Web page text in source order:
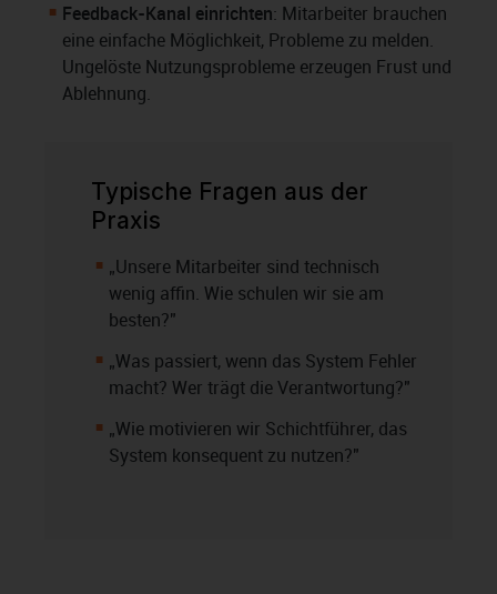
Feedback-Kanal einrichten: Mitarbeiter brauchen
eine einfache Möglichkeit, Probleme zu melden.
Ungelöste Nutzungsprobleme erzeugen Frust und
Ablehnung.
Typische Fragen aus der
Praxis
„Unsere Mitarbeiter sind technisch
wenig affin. Wie schulen wir sie am
besten?"
„Was passiert, wenn das System Fehler
macht? Wer trägt die Verantwortung?"
„Wie motivieren wir Schichtführer, das
System konsequent zu nutzen?"